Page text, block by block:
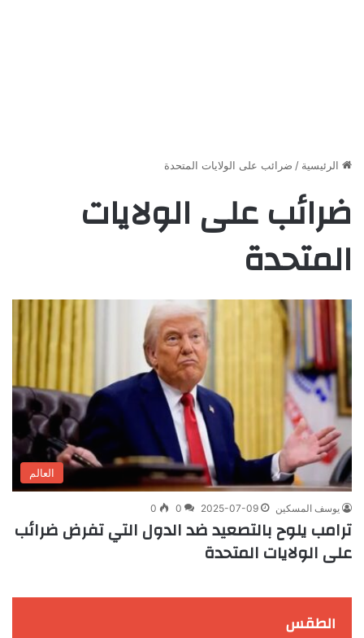
الرئيسية / ضرائب على الولايات المتحدة
ضرائب على الولايات
المتحدة
العالم
يوسف المسكين 2025-07-09
0
0
ترامب يلوح بالتصعيد ضد الدول التي تفرض ضرائب
على الولايات المتحدة
الطقس